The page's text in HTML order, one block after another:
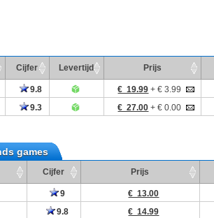
Cijfer Levertijd Prijs
9.8 € 19.99 + € 3.99
9.3 € 27.00 + € 0.00
games
Cijfer Prijs
9
€ 13.00
9.8
€ 14.99